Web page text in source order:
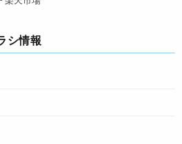
シ情報